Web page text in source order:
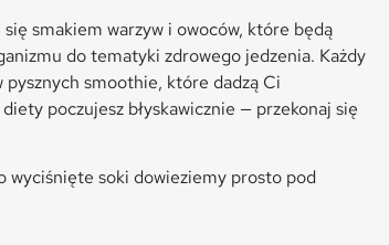
smakiem warzyw i owoców, które będą
do tematyki zdrowego jedzenia. Każdy
smoothie, które dadzą Ci
poczujesz błyskawicznie — przekonaj się
wyciśnięte soki dowieziemy prosto pod